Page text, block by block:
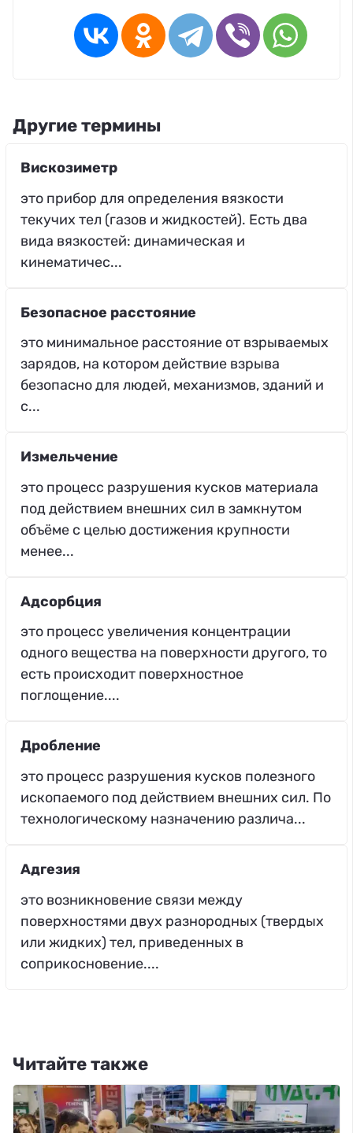
Другие термины
Вискозиметр
это прибор для определения вязкости
текучих тел (газов и жидкостей). Есть два
вида вязкостей: динамическая и
кинематичес...
Безопасное расстояние
это минимальное расстояние от взрываемых
зарядов, на котором действие взрыва
безопасно для людей, механизмов, зданий и
с...
Измельчение
это процесс разрушения кусков материала
под действием внешних сил в замкнутом
объёме с целью достижения крупности
менее...
Адсорбция
это процесс увеличения концентрации
одного вещества на поверхности другого, то
есть происходит поверхностное
поглощение....
Дробление
это процесс разрушения кусков полезного
ископаемого под действием внешних сил. По
технологическому назначению различа...
Адгезия
это возникновение связи между
поверхностями двух разнородных (твердых
или жидких) тел, приведенных в
соприкосновение....
Читайте также